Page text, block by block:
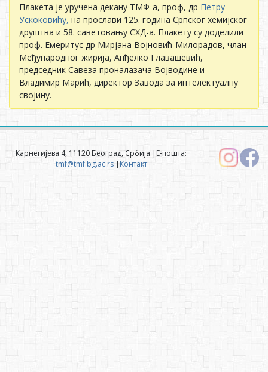
Плакета је уручена декану ТМФ-а, проф, др Петру
Ускоковићу, на прослави 125. година Српског хемијског
друштва и 58. саветовању СХД-а. Плакету су доделили
проф. Емеритус др Мирјана Војновић-Милорадов, члан
Међународног жирија, Анђелко Главашевић,
председник Савеза проналазача Војводине и
Владимир Марић, директор Завода за интелектуалну
својину.
Карнегијева 4, 11120 Београд, Србија |Е-пошта:
tmf@tmf.bg.ac.rs| Контакт